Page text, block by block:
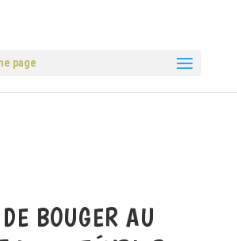
page
BOUGER AU